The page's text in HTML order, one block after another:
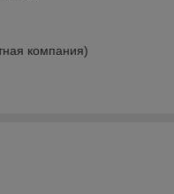
компания)